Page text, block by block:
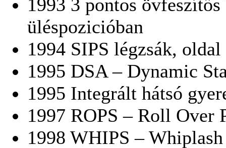
1993 3 pontos
üléspozicióban
1994 SIPS légzsák,
1995 DSA – Dynamic
1995 Integrált hátsó
1997 ROPS – Roll Over
1998 WHIPS –